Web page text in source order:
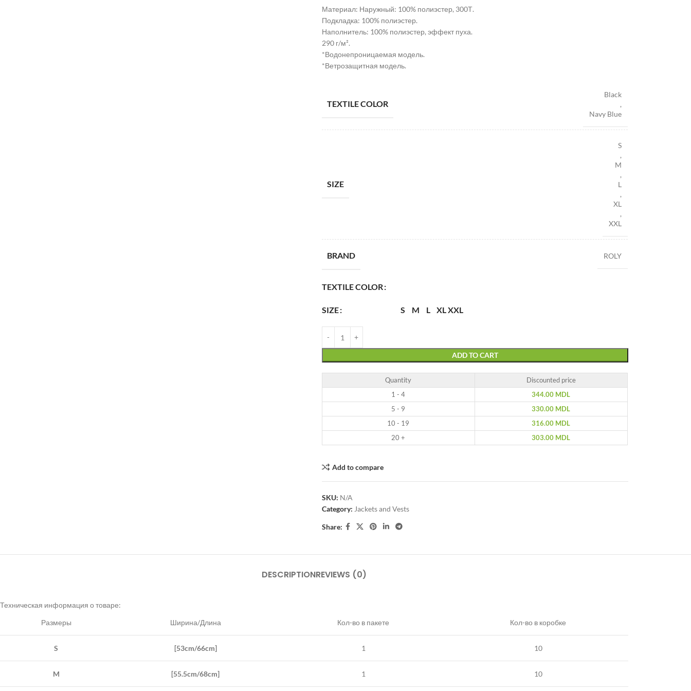
Материал: Наружный: 100% полиэстер, 300Т.
Подкладка: 100% полиэстер.
Наполнитель: 100% полиэстер, эффект пуха.
290 г/м².
*Водонепроницаемая модель.
*Ветрозащитная модель.
TEXTILE COLOR
Black
,
Navy Blue
SIZE
S
,
M
,
L
,
XL
,
XXL
BRAND ROLY
TEXTILE COLOR
SIZE S M L XLXXL
ADD TO CART
Quantity
Discounted price
1 - 4
344.00 MDL
5 - 9
330.00 MDL
10 - 19
316.00 MDL
20 +
303.00 MDL
Add to compare
SKU: N/A
Category: Jackets and Vests
Share:
DESCRIPTIONREVIEWS (0)
Техническая информация о товаре:
Размеры
Ширина/Длина Кол-во в пакете Кол-во в коробке
S [53cm/66cm] 1 10
M [55.5cm/68cm] 1 10